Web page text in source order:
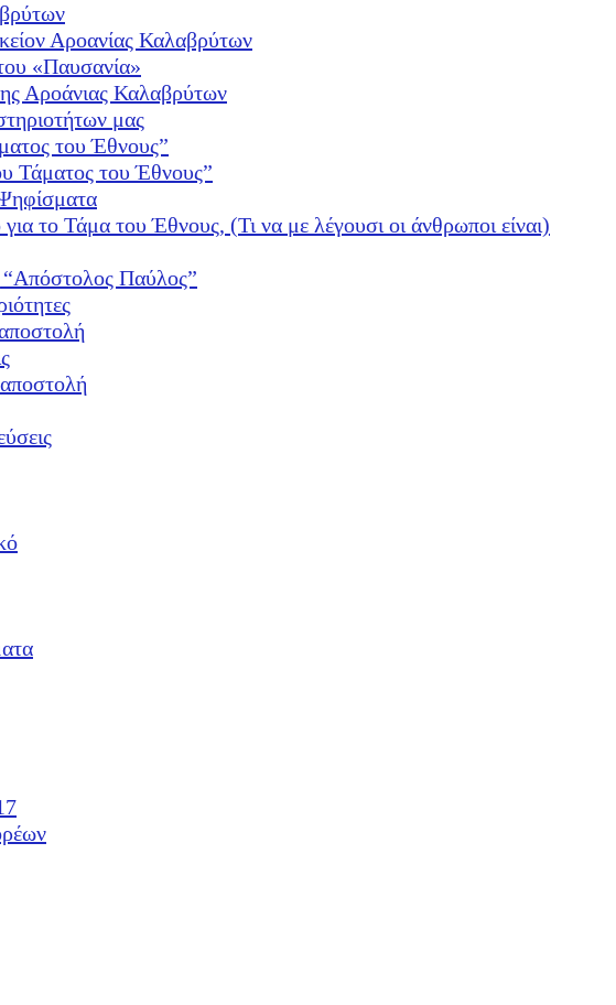
Αροανίας Καλαβρύτων
«Παυσανία»
Αροάνιας Καλαβρύτων
μας
του Έθνους”
Τάματος του Έθνους”
για το Τάμα του Έθνους, (Τι να με λέγουσι οι άνθρωποι είναι)
“Απόστολος Παύλος”